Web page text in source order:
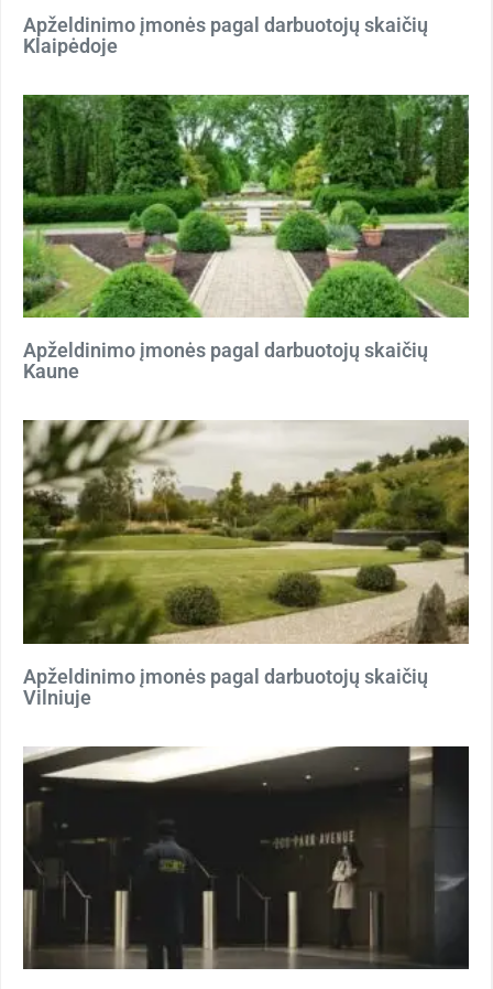
Apželdinimo įmonės pagal darbuotojų skaičių
Klaipėdoje
Apželdinimo įmonės pagal darbuotojų skaičių
Kaune
Apželdinimo įmonės pagal darbuotojų skaičių
Vilniuje